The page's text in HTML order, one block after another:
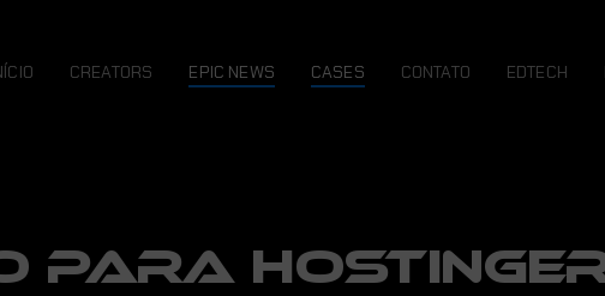
CREATORS EPIC NEWS CASES CONTATO EDTECH
PARA